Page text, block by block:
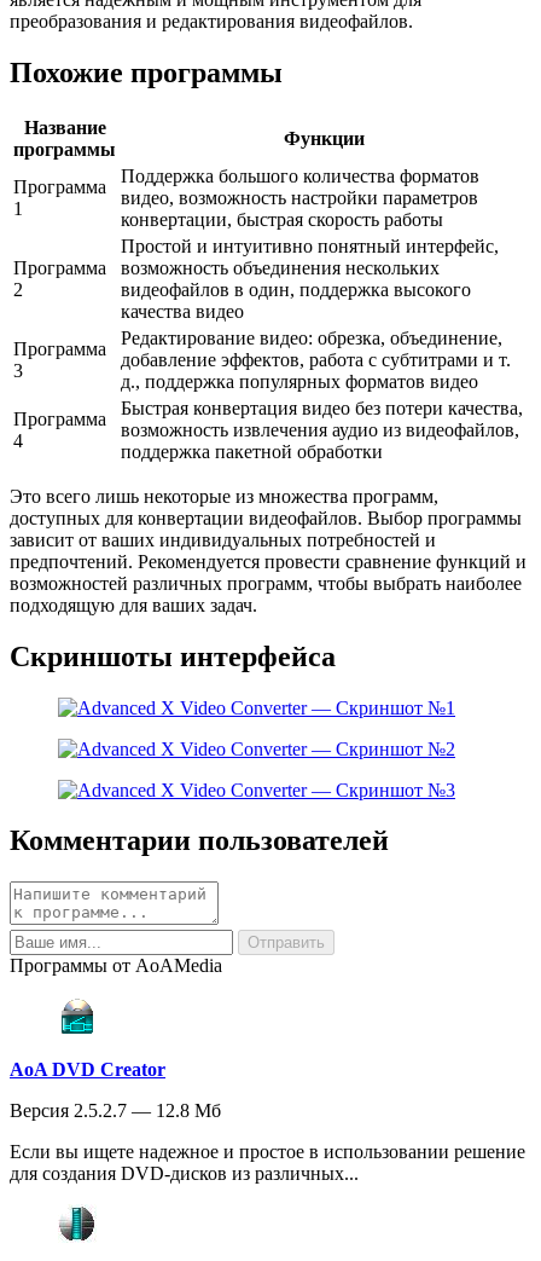
преобразования и редактирования видеофайлов.
Похожие программы
Название
программы
Функции
Программа
1
Поддержка большого количества форматов
видео, возможность настройки параметров
конвертации, быстрая скорость работы
Программа
2
Простой и интуитивно понятный интерфейс,
возможность объединения нескольких
видеофайлов в один, поддержка высокого
качества видео
Программа
3
Редактирование видео: обрезка, объединение,
добавление эффектов, работа с субтитрами и т.
д., поддержка популярных форматов видео
Программа
4
Быстрая конвертация видео без потери качества,
возможность извлечения аудио из видеофайлов,
поддержка пакетной обработки
Это всего лишь некоторые из множества программ,
доступных для конвертации видеофайлов. Выбор программы
зависит от ваших индивидуальных потребностей и
предпочтений. Рекомендуется провести сравнение функций и
возможностей различных программ, чтобы выбрать наиболее
подходящую для ваших задач.
Скриншоты интерфейса
Комментарии пользователей
Программы от AoAMedia
AoA DVD Creator
Версия 2.5.2.7 — 12.8 Мб
Если вы ищете надежное и простое в использовании решение
для создания DVD-дисков из различных...